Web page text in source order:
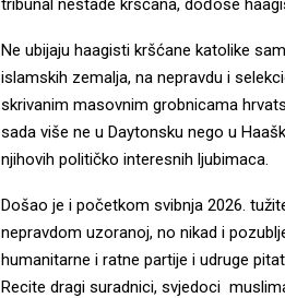
Ne ubijaju haagisti kršćane katolike
islamskih zemalja, na nepravdu i
skrivanim masovnim grobnicama
sada više ne u Daytonsku nego u
njihovih političko interesnih ljubimaca.
Došao je i početkom svibnja 2026.
nepravdom uzoranoj, no nikad i
humanitarne i ratne partije i udruge
Recite dragi suradnici, svjedoci